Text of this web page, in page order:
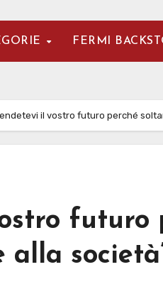
FERMI
il vostro futuro perché
alla